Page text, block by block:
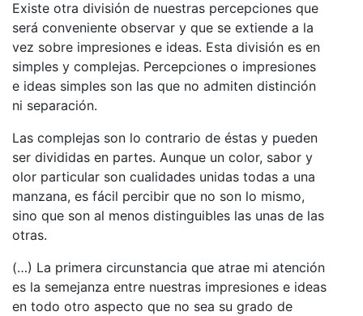
Existe otra división de nuestras percepciones que
será conveniente observar y que se extiende a la
vez sobre impresiones e ideas. Esta división es en
simples y complejas. Percepciones o impresiones
e ideas simples son las que no admiten distinción
ni separación.
Las complejas son lo contrario de éstas y pueden
ser divididas en partes. Aunque un color, sabor y
olor particular son cualidades unidas todas a una
manzana, es fácil percibir que no son lo mismo,
sino que son al menos distinguibles las unas de las
otras.
(…) La primera circunstancia que atrae mi atención
es la semejanza entre nuestras impresiones e ideas
en todo otro aspecto que no sea su grado de